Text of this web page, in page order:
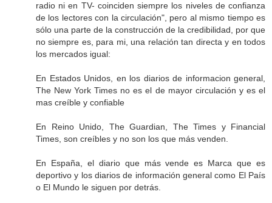
radio ni en TV- coinciden siempre los niveles de confianza
de los lectores con la circulación", pero al mismo tiempo es
sólo una parte de la construcción de la credibilidad, por que
no siempre es, para mi, una relación tan directa y en todos
los mercados igual:
En Estados Unidos, en los diarios de informacion general,
The New York Times no es el de mayor circulación y es el
mas creíble y confiable
En Reino Unido, The Guardian, The Times y Financial
Times, son creíbles y no son los que más venden.
En España, el diario que más vende es Marca que es
deportivo y los diarios de información general como El País
o El Mundo le siguen por detrás.